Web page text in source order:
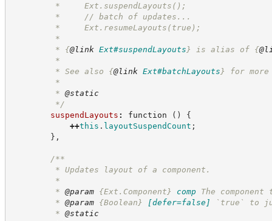
*     Ext.suspendLayouts();
*     // batch of updates...
*     Ext.resumeLayouts(true);
*
* {@link Ext#suspendLayouts } is alias of {
*
* See also {@link Ext#batchLayouts } for
*
* @static
*/
suspendLayouts : function ( )
{
++this . layoutSuspendCount ;
} ,
/**
* Updates layout of a component.
*
* @param {Ext.Component} comp
The component
* @param {Boolean} [defer=false]
`true` to
* @static